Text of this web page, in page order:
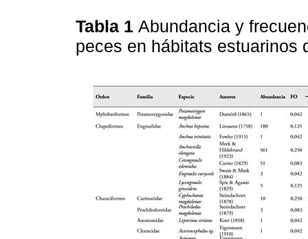
Tabla 1 Abundancia y
peces en hábitats estuarinos